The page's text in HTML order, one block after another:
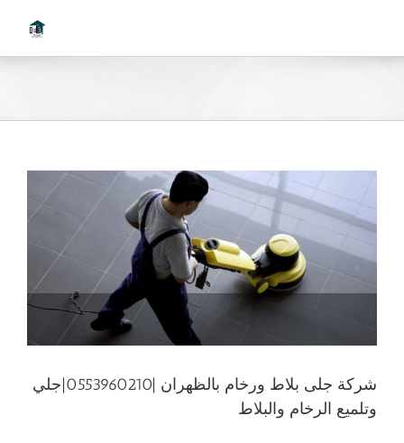
شركة جلى بلاط ورخام بالظهران |0553960210|جلي
وتلميع الرخام والبلاط